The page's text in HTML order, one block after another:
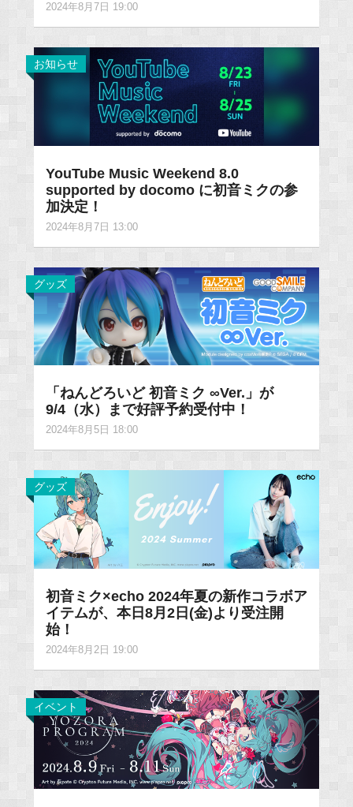
2024年8月7日 19:00
お知らせ
YouTube Music Weekend 8.0
supported by docomo に初音ミクの参
加決定！
2024年8月7日 13:00
グッズ
「ねんどろいど 初音ミク ∞Ver.」が
9/4（水）まで好評予約受付中！
2024年8月5日 18:00
グッズ
初音ミク×echo 2024年夏の新作コラボア
イテムが、本日8月2日(金)より受注開
始！
2024年8月2日 19:00
イベント